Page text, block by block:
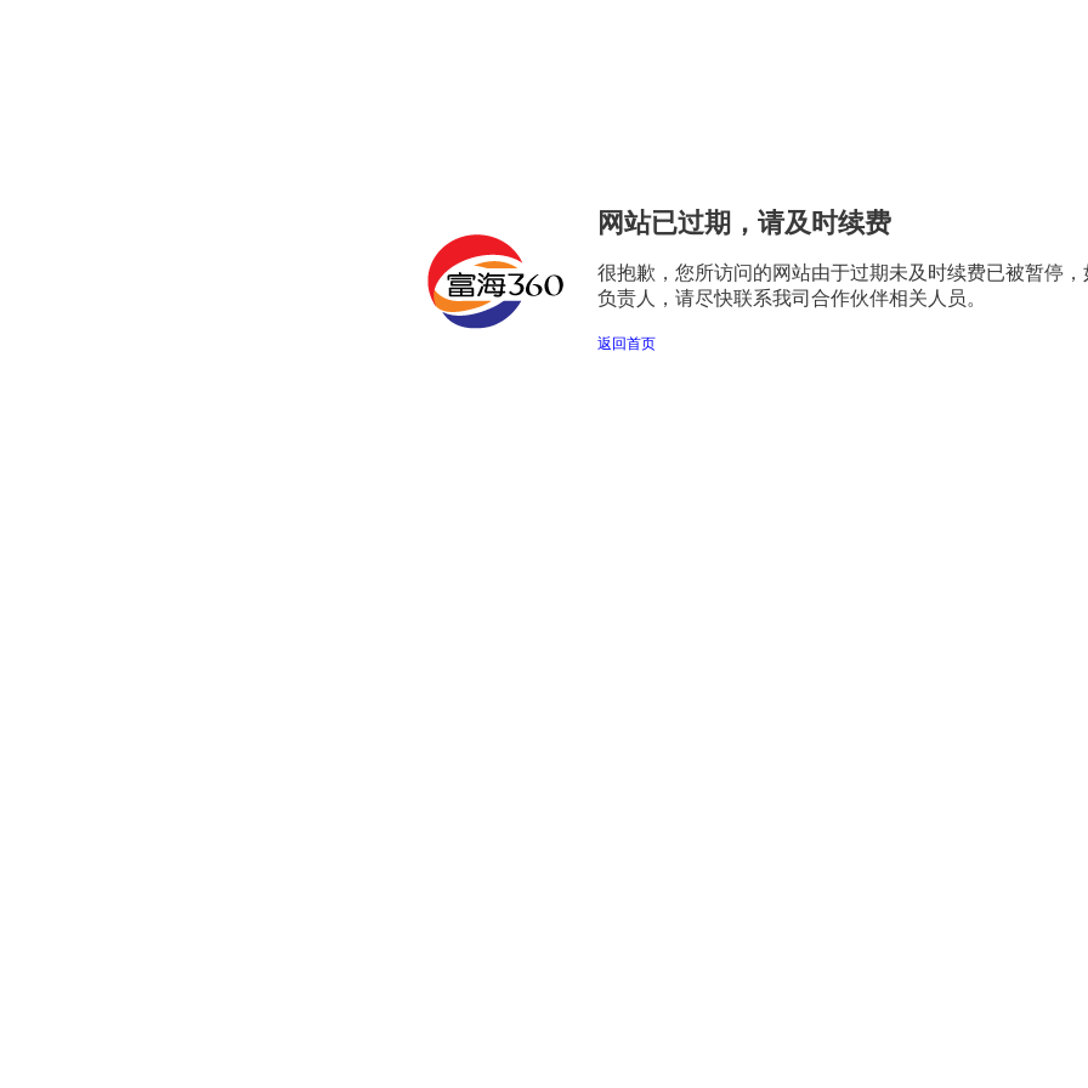
网站已过期，请及时续费
很抱歉，您所访问的网站由于过期未及时续费已被暂停
负责人，请尽快联系我司合作伙伴相关人员。
返回首页